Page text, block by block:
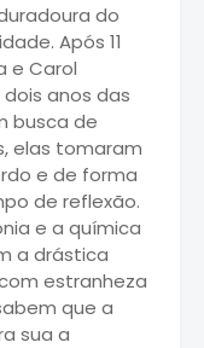
do
Após 11
e Carol
anos das
busca de
elas tomaram
e de forma
de reflexão.
e a química
a drástica
estranheza
que a
sua a